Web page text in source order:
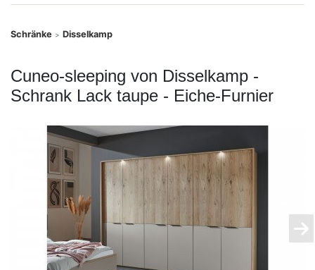
Schränke > Disselkamp
Cuneo-sleeping von Disselkamp -
Schrank Lack taupe - Eiche-Furnier
Schnell
SALE
Polsterplaner
Möbel-
Konfigurator
0%
Finanzierung